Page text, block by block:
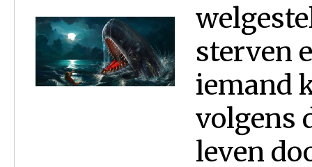
sterven
iemand
volgens
leven